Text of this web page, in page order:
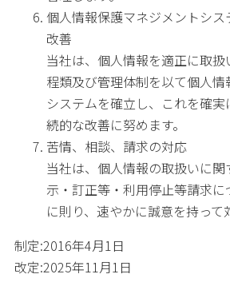
個人情報保護マネジメントシ
改善
当社は、個人情報を適正に取
程類及び管理体制を以て個人
システムを確立し、これを確
続的な改善に努めます。
苦情、相談、請求の対応
当社は、個人情報の取扱いに
示・訂正等・利用停止等請求
に則り、速やかに誠意を持って
制定:2016年4月1日
改定:2025年11月1日